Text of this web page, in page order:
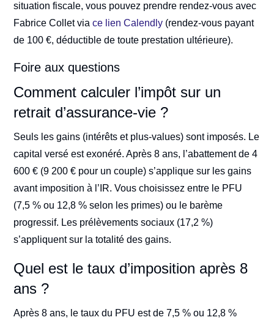
situation fiscale, vous pouvez prendre rendez-vous avec
Fabrice Collet viace lien Calendly (rendez-vous payant
de 100 €, déductible de toute prestation ultérieure).
Foire aux questions
Comment calculer l’impôt sur un
retrait d’assurance-vie ?
Seuls les gains (intérêts et plus-values) sont imposés. Le
capital versé est exonéré. Après 8 ans, l’abattement de 4
600 € (9 200 € pour un couple) s’applique sur les gains
avant imposition à l’IR. Vous choisissez entre le PFU
(7,5 % ou 12,8 % selon les primes) ou le barème
progressif. Les prélèvements sociaux (17,2 %)
s’appliquent sur la totalité des gains.
Quel est le taux d’imposition après 8
ans ?
Après 8 ans, le taux du PFU est de 7,5 % ou 12,8 %